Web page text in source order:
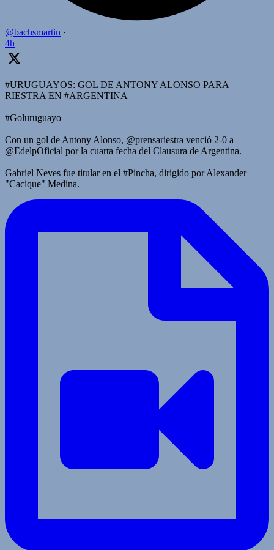
@bachsmartin ·
4h
#URUGUAYOS: GOL DE ANTONY ALONSO PARA
RIESTRA EN #ARGENTINA
#Goluruguayo
Con un gol de Antony Alonso, @prensariestra venció 2-0 a
@EdelpOficial por la cuarta fecha del Clausura de Argentina.
Gabriel Neves fue titular en el #Pincha, dirigido por Alexander
"Cacique" Medina.